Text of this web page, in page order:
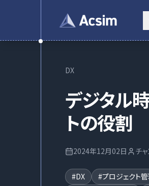
DX
デジタル
トの役割
2024年12月02日 チ
#DX #プロジェクト